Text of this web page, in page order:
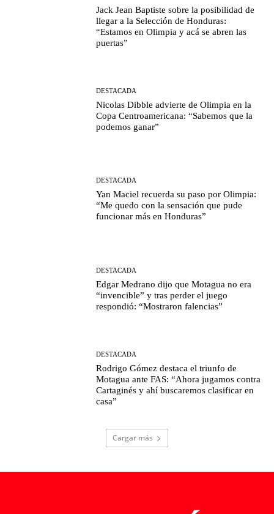
Jack Jean Baptiste sobre la posibilidad de
llegar a la Selección de Honduras:
“Estamos en Olimpia y acá se abren las
puertas”
DESTACADA
Nicolas Dibble advierte de Olimpia en la
Copa Centroamericana: “Sabemos que la
podemos ganar”
DESTACADA
Yan Maciel recuerda su paso por Olimpia:
“Me quedo con la sensación que pude
funcionar más en Honduras”
DESTACADA
Edgar Medrano dijo que Motagua no era
“invencible” y tras perder el juego
respondió: “Mostraron falencias”
DESTACADA
Rodrigo Gómez destaca el triunfo de
Motagua ante FAS: “Ahora jugamos contra
Cartaginés y ahí buscaremos clasificar en
casa”
Cargar más